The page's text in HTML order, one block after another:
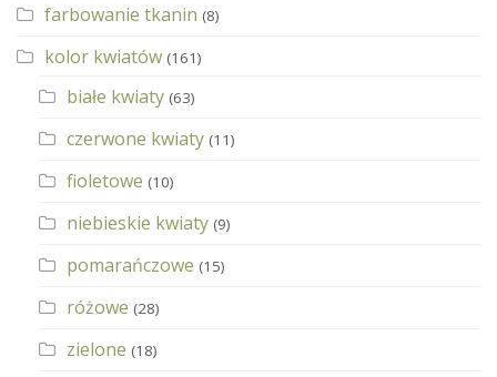
farbowanie tkanin (8)
kolor kwiatów (161)
białe kwiaty (63)
czerwone kwiaty (11)
fioletowe (10)
niebieskie kwiaty (9)
pomarańczowe (15)
różowe (28)
zielone (18)